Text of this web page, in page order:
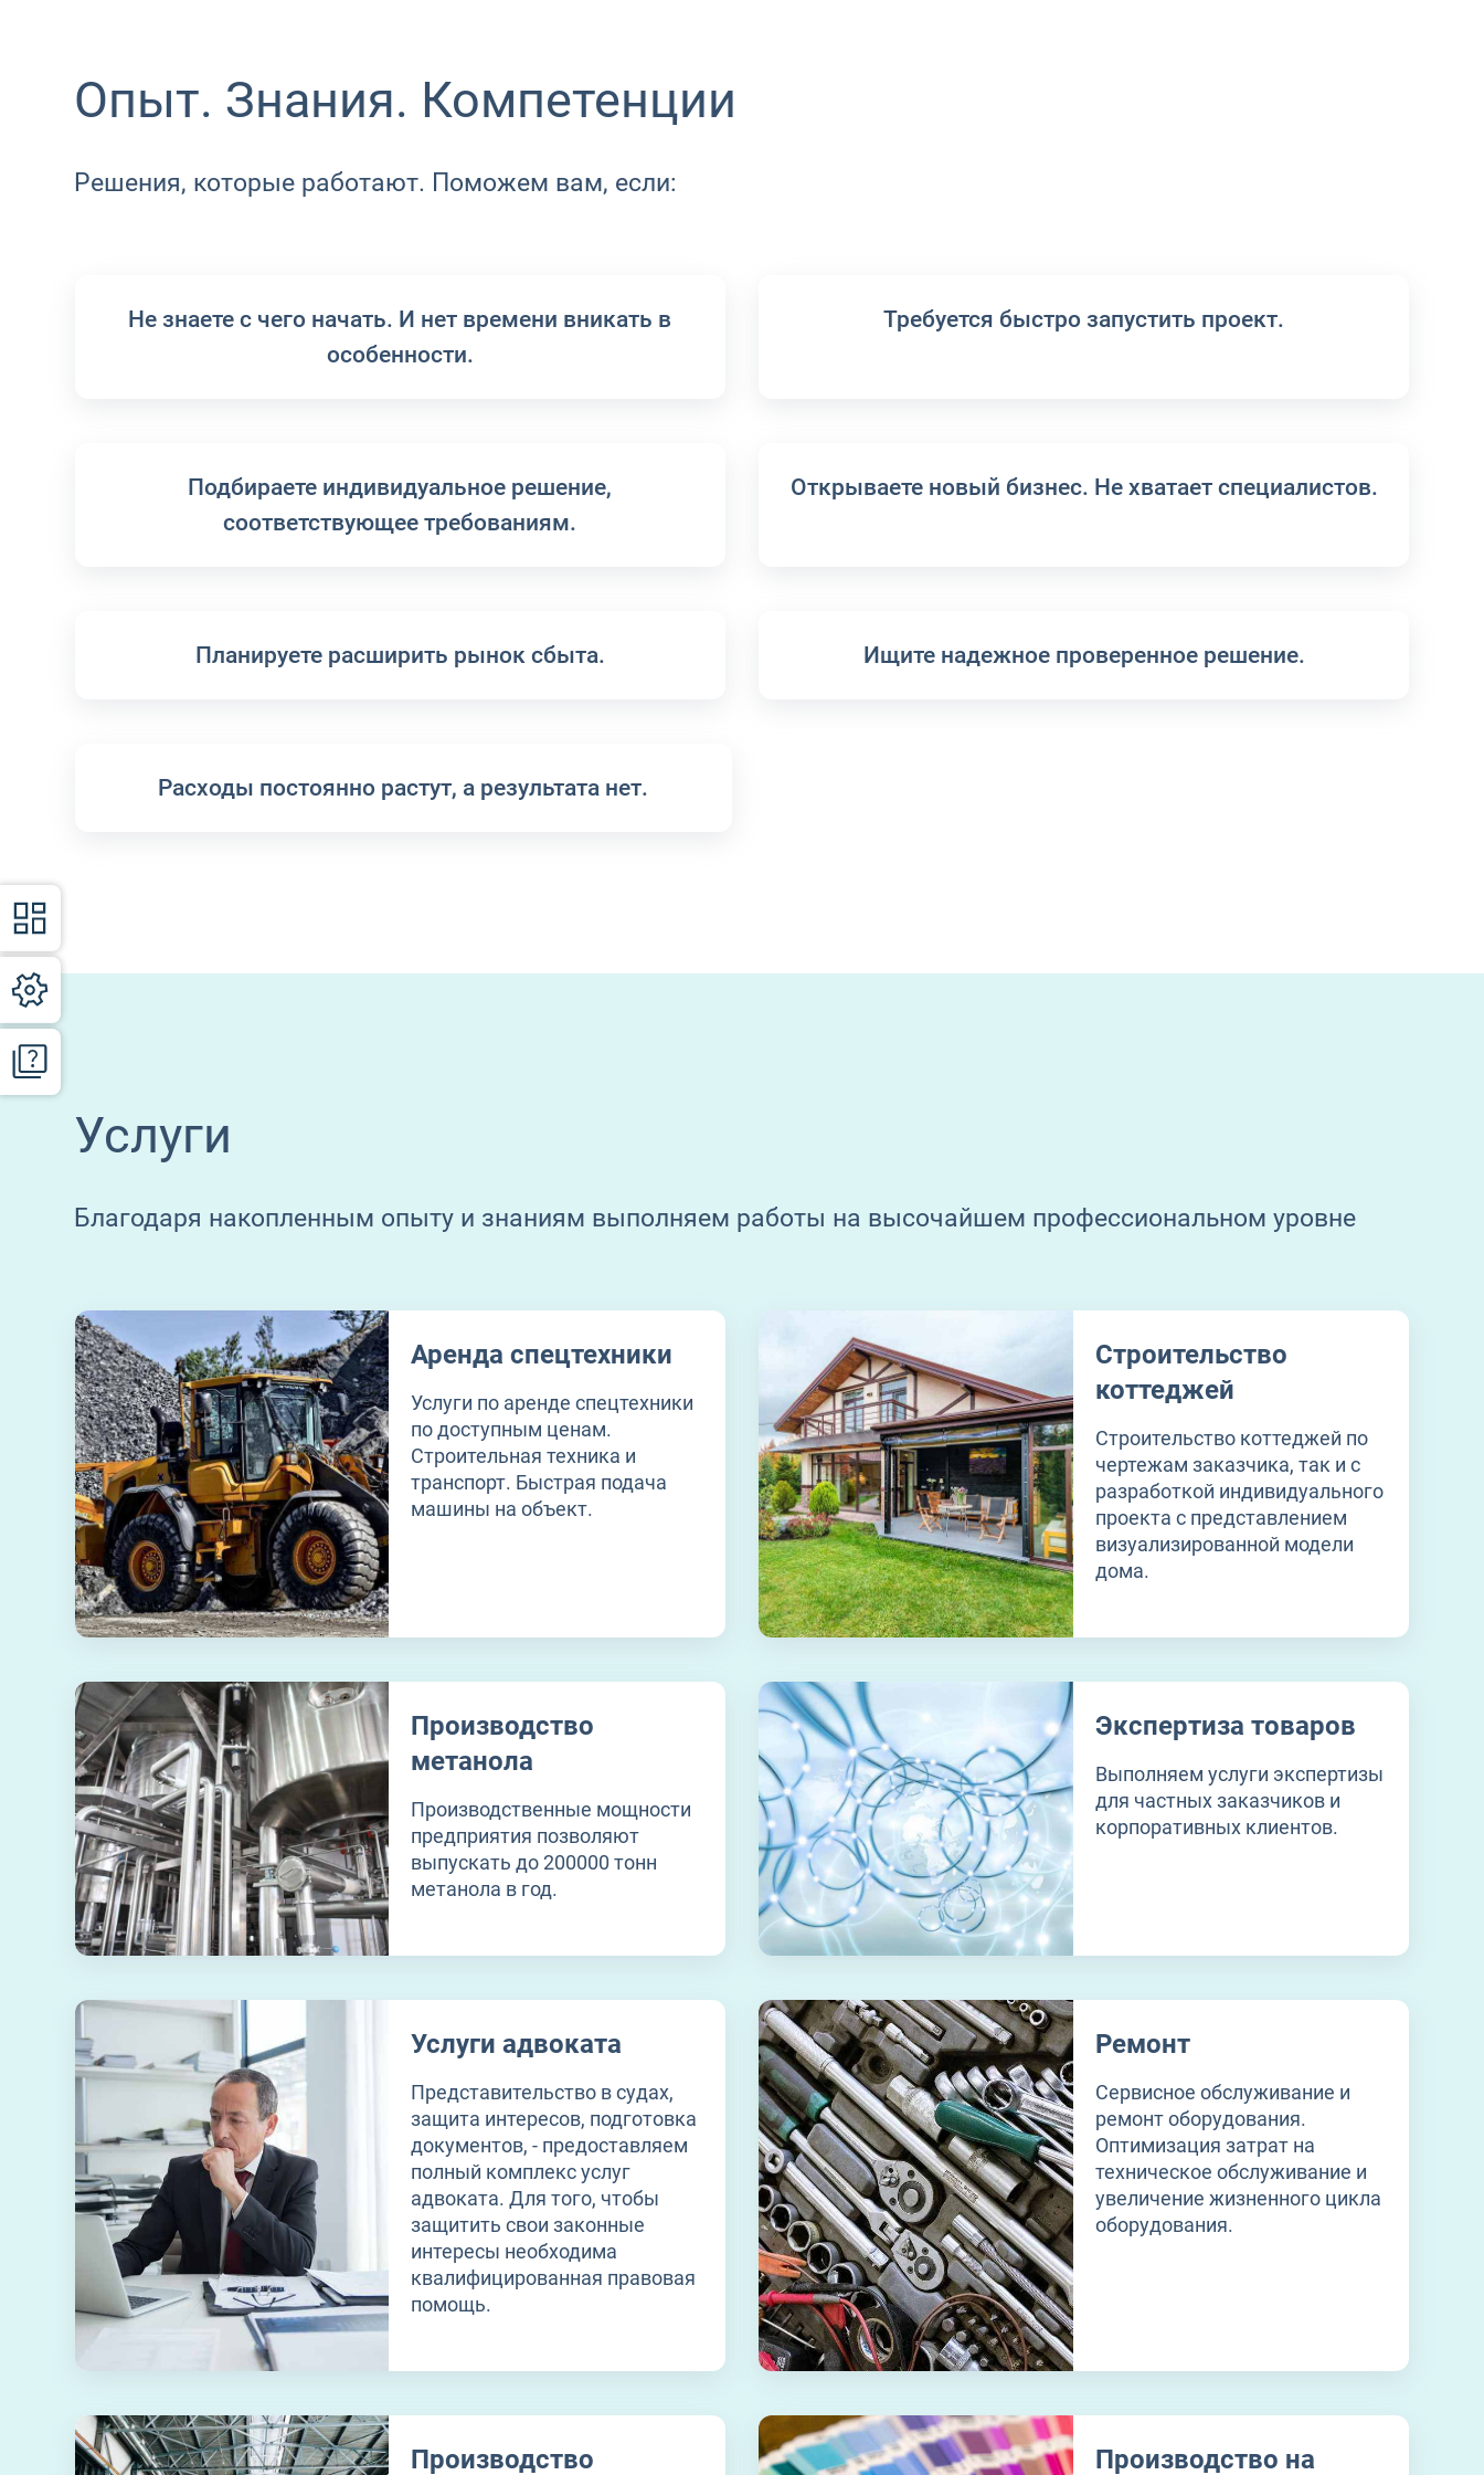
Опыт. Знания. Компетенции
Решения, которые работают. Поможем вам, если:
Не знаете с чего начать. И нет времени вникать в
особенности.
Требуется быстро запустить проект.
Подбираете индивидуальное решение,
соответствующее требованиям.
Открываете новый бизнес. Не хватает специалистов.
Планируете расширить рынок сбыта. Ищите надежное проверенное решение.
Расходы постоянно растут, а результата нет.
Услуги
Благодаря накопленным опыту и знаниям выполняем работы на высочайшем профессиональном уровне
Аренда спецтехники
Услуги по аренде спецтехники
по доступным ценам.
Строительная техника и
транспорт. Быстрая подача
машины на объект.
Строительство
коттеджей
Строительство коттеджей по
чертежам заказчика, так и с
разработкой индивидуального
проекта с представлением
визуализированной модели
дома.
Производство
метанола
Производственные мощности
предприятия позволяют
выпускать до 200000 тонн
метанола в год.
Экспертиза товаров
Выполняем услуги экспертизы
для частных заказчиков и
корпоративных клиентов.
Услуги адвоката
Представительство в судах,
защита интересов, подготовка
документов, - предоставляем
полный комплекс услуг
адвоката. Для того, чтобы
защитить свои законные
интересы необходима
квалифицированная правовая
помощь.
Ремонт
Сервисное обслуживание и
ремонт оборудования.
Оптимизация затрат на
техническое обслуживание и
увеличение жизненного цикла
оборудования.
Производство Производство на